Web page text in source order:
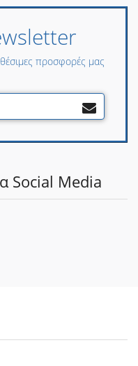
προσφορές μας
Social Media